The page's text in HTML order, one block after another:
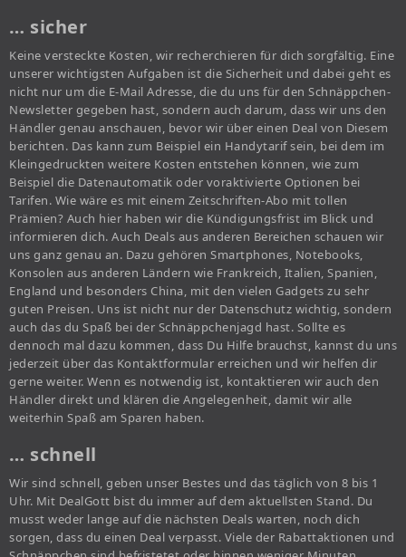
… sicher
Keine versteckte Kosten, wir recherchieren für dich sorgfältig. Eine
unserer wichtigsten Aufgaben ist die Sicherheit und dabei geht es
nicht nur um die E-Mail Adresse, die du uns für den Schnäppchen-
Newsletter gegeben hast, sondern auch darum, dass wir uns den
Händler genau anschauen, bevor wir über einen Deal von Diesem
berichten. Das kann zum Beispiel ein Handytarif sein, bei dem im
Kleingedruckten weitere Kosten entstehen können, wie zum
Beispiel die Datenautomatik oder voraktivierte Optionen bei
Tarifen. Wie wäre es mit einem Zeitschriften-Abo mit tollen
Prämien? Auch hier haben wir die Kündigungsfrist im Blick und
informieren dich. Auch Deals aus anderen Bereichen schauen wir
uns ganz genau an. Dazu gehören Smartphones, Notebooks,
Konsolen aus anderen Ländern wie Frankreich, Italien, Spanien,
England und besonders China, mit den vielen Gadgets zu sehr
guten Preisen. Uns ist nicht nur der Datenschutz wichtig, sondern
auch das du Spaß bei der Schnäppchenjagd hast. Sollte es
dennoch mal dazu kommen, dass Du Hilfe brauchst, kannst du uns
jederzeit über das Kontaktformular erreichen und wir helfen dir
gerne weiter. Wenn es notwendig ist, kontaktieren wir auch den
Händler direkt und klären die Angelegenheit, damit wir alle
weiterhin Spaß am Sparen haben.
… schnell
Wir sind schnell, geben unser Bestes und das täglich von 8 bis 1
Uhr. Mit DealGott bist du immer auf dem aktuellsten Stand. Du
musst weder lange auf die nächsten Deals warten, noch dich
sorgen, dass du einen Deal verpasst. Viele der Rabattaktionen und